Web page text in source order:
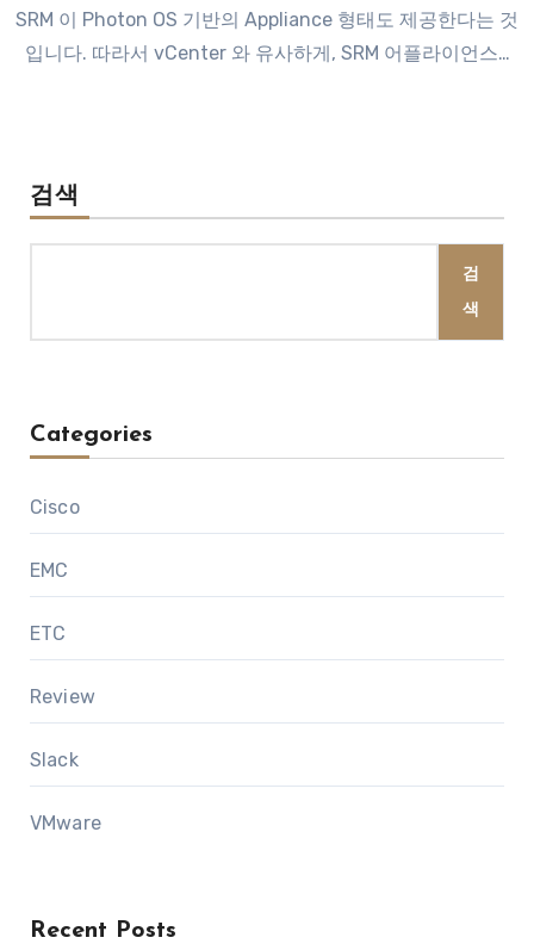
SRM 이 Photon OS 기반의 Appliance 형태도 제공한다는 것
입니다. 따라서 vCenter 와 유사하게, SRM 어플라이언스…
검색
검
색
Categories
Cisco
EMC
ETC
Review
Slack
VMware
Recent Posts